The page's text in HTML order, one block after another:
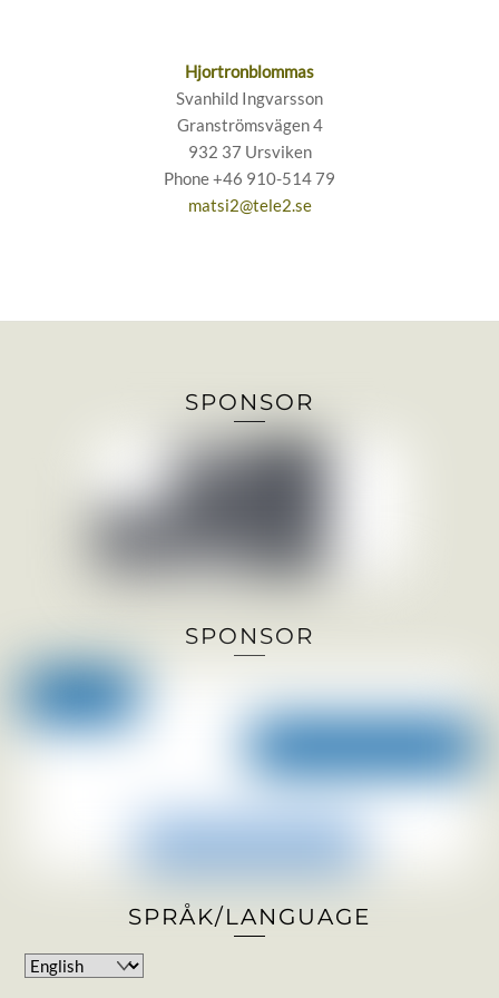
Hjortronblommas
Svanhild Ingvarsson
Granströmsvägen 4
932 37 Ursviken
Phone +46 910-514 79
matsi2@tele2.se
SPONSOR
SPONSOR
SPRÅK/LANGUAGE
Choose